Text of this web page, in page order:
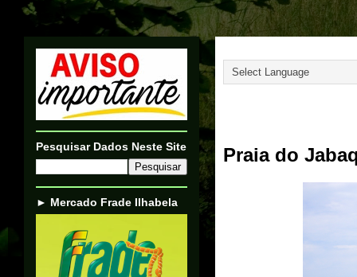
Praia do
Pesquisar Dados Neste Site
► Mercado Frade Ilhabela